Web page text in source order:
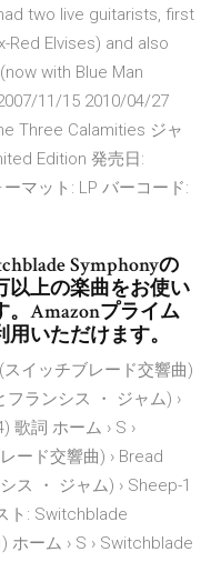
two live guitarists, first
Red Elvises) and also
with Blue Man
11/15 2010/04/27
Three Calamities ジャ
Edition 発売日:
マット: LP バーコード:
Symphonyの
以上の楽曲をお使い
Amazonプライム
いただけます。
イッチブレード交響曲)
ランシス ・ ジャム) ›
歌詞 ホーム › S ›
ード交響曲) › Bread
ス ・ ジャム) › Sheep-1
ト: Switchblade
ホーム › S › Switchblade